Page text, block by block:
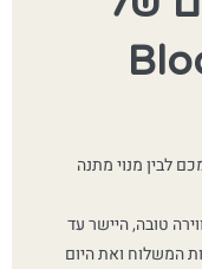
לבין מנוי מתנה
טובה, היישר עד
המשלוח ואת היום